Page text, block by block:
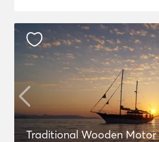
Traditional Wooden Motor